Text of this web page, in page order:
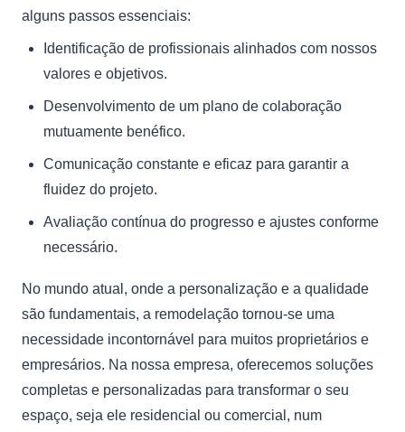
alguns passos essenciais:
Identificação de profissionais alinhados com nossos
valores e objetivos.
Desenvolvimento de um plano de colaboração
mutuamente benéfico.
Comunicação constante e eficaz para garantir a
fluidez do projeto.
Avaliação contínua do progresso e ajustes conforme
necessário.
No mundo atual, onde a personalização e a qualidade
são fundamentais, a remodelação tornou-se uma
necessidade incontornável para muitos proprietários e
empresários. Na nossa empresa, oferecemos soluções
completas e personalizadas para transformar o seu
espaço, seja ele residencial ou comercial, num